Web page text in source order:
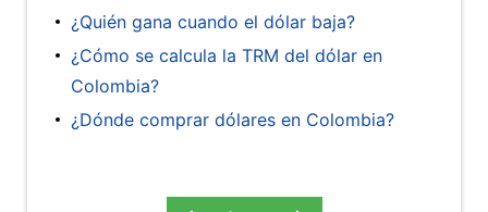
¿Quién gana cuando el dólar baja?
¿Cómo se calcula la TRM del dólar en
Colombia?
¿Dónde comprar dólares en Colombia?